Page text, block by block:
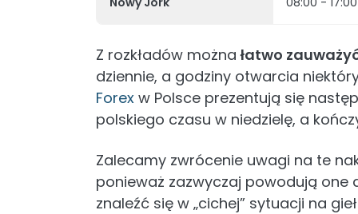
Z rozkładów można łatwo
dziennie, a godziny otwarcia
Forex w Polsce prezentują się
polskiego czasu w niedzielę, a
Zalecamy zwrócenie uwagi na te
ponieważ zazwyczaj powodują one
znaleźć się w „cichej” sytuacji na